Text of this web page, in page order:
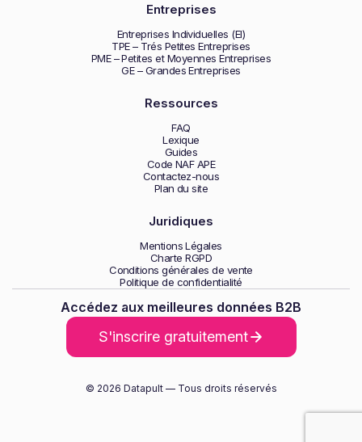
Entreprises
Entreprises Individuelles (EI)
TPE – Trés Petites Entreprises
PME – Petites et Moyennes Entreprises
GE – Grandes Entreprises
Ressources
FAQ
Lexique
Guides
Code NAF APE
Contactez-nous
Plan du site
Juridiques
Mentions Légales
Charte RGPD
Conditions générales de vente
Politique de confidentialité
Accédez aux meilleures données B2B
S'inscrire gratuitement
© 2026 Datapult — Tous droits réservés